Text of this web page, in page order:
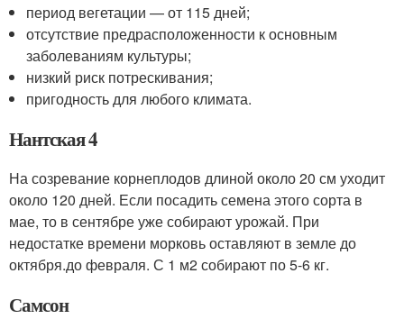
период вегетации — от 115 дней;
отсутствие предрасположенности к основным
заболеваниям культуры;
низкий риск потрескивания;
пригодность для любого климата.
Нантская 4
На созревание корнеплодов длиной около 20 см уходит
около 120 дней. Если посадить семена этого сорта в
мае, то в сентябре уже собирают урожай. При
недостатке времени морковь оставляют в земле до
октября.до февраля. С 1 м2 собирают по 5-6 кг.
Самсон